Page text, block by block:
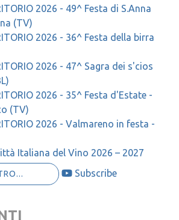
2026 - 49^ Festa di S.Anna
(TV)
2026 - 36^ Festa della birra
2026 - 47^ Sagra dei s'cios
2026 - 35^ Festa d'Estate -
(TV)
2026 - Valmareno in festa -
Italiana del Vino 2026 – 2027
Subscribe